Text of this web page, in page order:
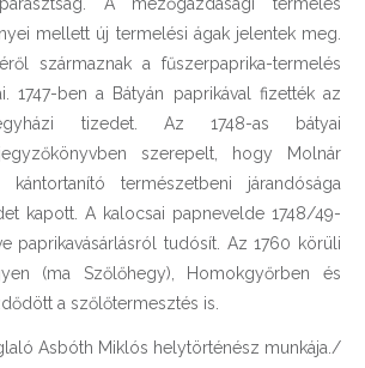
mellett új termelési ágak jelentek meg.
származnak a fűszerpaprika-termelés
1747-ben a Bátyán paprikával fizették az
tizedet. Az 1748-as bátyai
szerepelt, hogy Molnár
természetbeni járandósága
kapott. A kalocsai papnevelde 1748/49-
paprikavásárlásról tudósít. Az 1760 körüli
(ma Szőlőhegy), Homokgyőrben és
a szőlőtermesztés is.
Asbóth Miklós helytörténész munkája./